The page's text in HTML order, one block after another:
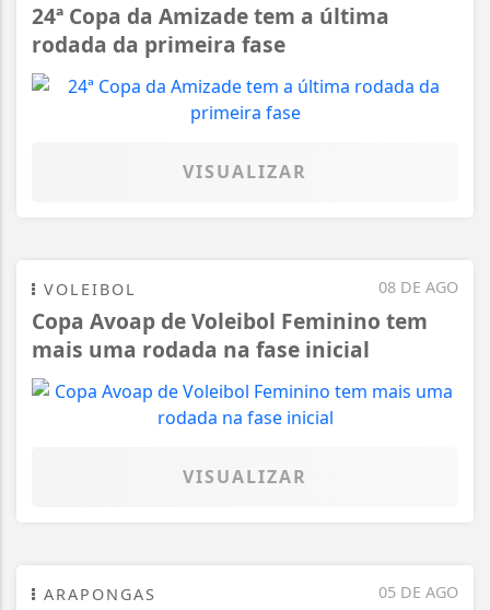
24ª Copa da Amizade tem a última
rodada da primeira fase
VISUALIZAR
08 DE AGO
VOLEIBOL
Copa Avoap de Voleibol Feminino tem
mais uma rodada na fase inicial
VISUALIZAR
05 DE AGO
ARAPONGAS